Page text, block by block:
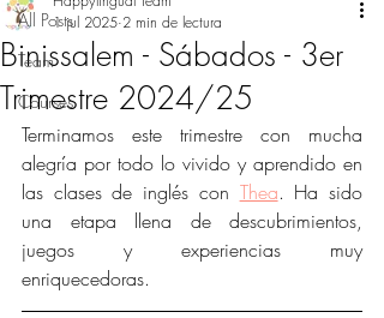
All Posts
Team
Courses
Binissalem - Sábados - 3er
Trimestre 2024/25
1 jul 2025 2 min de lectura
Terminamos este trimestre con mucha
alegría por todo lo vivido y aprendido en
las clases de inglés con Thea. Ha sido
una etapa llena de descubrimientos,
juegos y experiencias muy
enriquecedoras.